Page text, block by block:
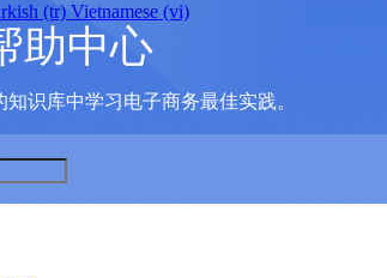
(tr) Vietnamese (vi)
助中心
识库中学习电子商务最佳实践。